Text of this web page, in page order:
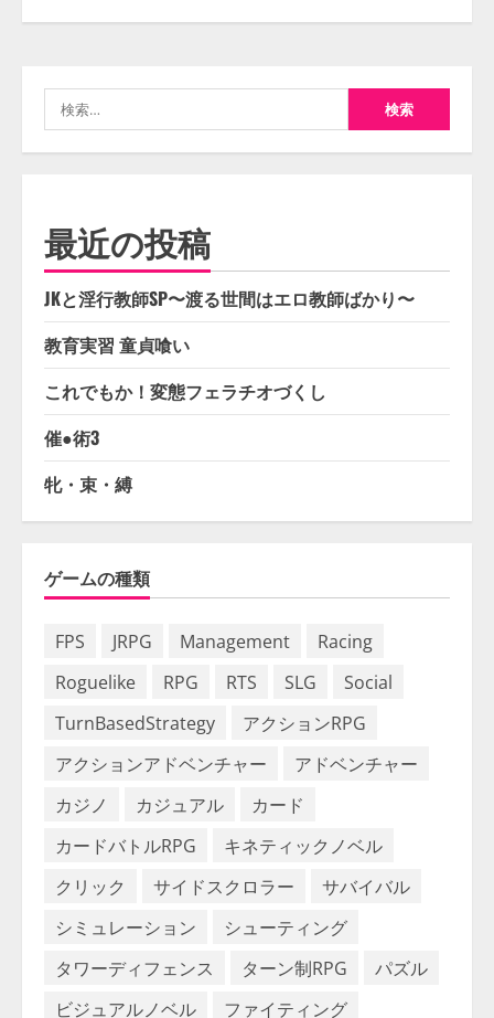
索:
最近の投稿
JKと淫行教師SP〜渡る世間はエロ教師ばかり〜
教育実習 童貞喰い
これでもか！変態フェラチオづくし
催●術3
牝・束・縛
ゲームの種類
FPS JRPG Management
Racing
Roguelike
RPG RTS SLG
Social
TurnBasedStrategy
アクションRPG
アクションアドベンチャー
アドベンチャー
カジノ
カジュアル
カード
カードバトルRPG
キネティックノベル
クリック
サイドスクロラー
サバイバル
シミュレーション
シューティング
タワーディフェンス
ターン制RPG
パズル
ビジュアルノベル
ファイティング